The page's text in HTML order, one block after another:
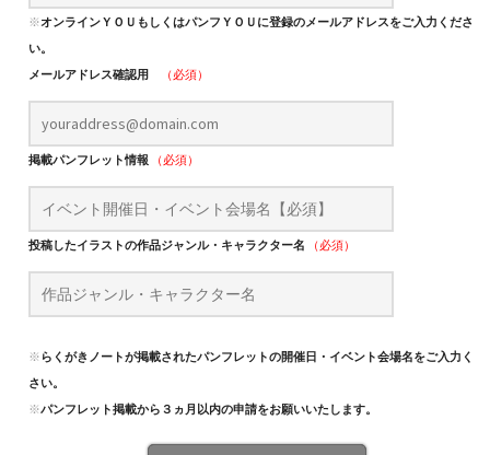
※オンラインＹＯＵもしくはパンフＹＯＵに登録のメールアドレスをご入力くださ
い。
メールアドレス確認用
（必須）
掲載パンフレット情報 （必須）
投稿したイラストの作品ジャンル・キャラクター名 （必須）
※ らくがきノートが掲載されたパンフレットの開催日・イベント会場名をご入力くだ
さい。
※パンフレット掲載から３ヵ月以内の申請をお願いいたします。